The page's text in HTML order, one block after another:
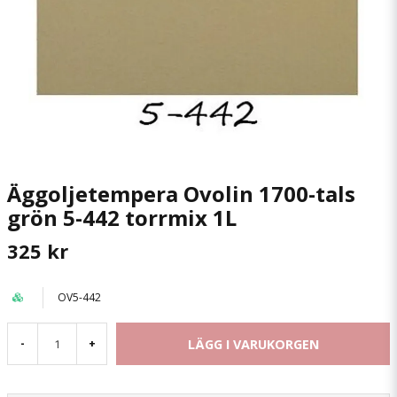
Äggoljetempera Ovolin 1700-tals
grön 5-442 torrmix 1L
325 kr
OV5-442
- + LÄGG I VARUKORGEN